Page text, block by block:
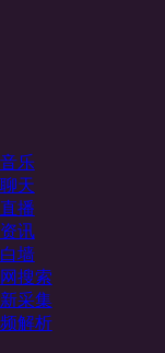
乐
天
播
讯
墙
搜索
采集
解析